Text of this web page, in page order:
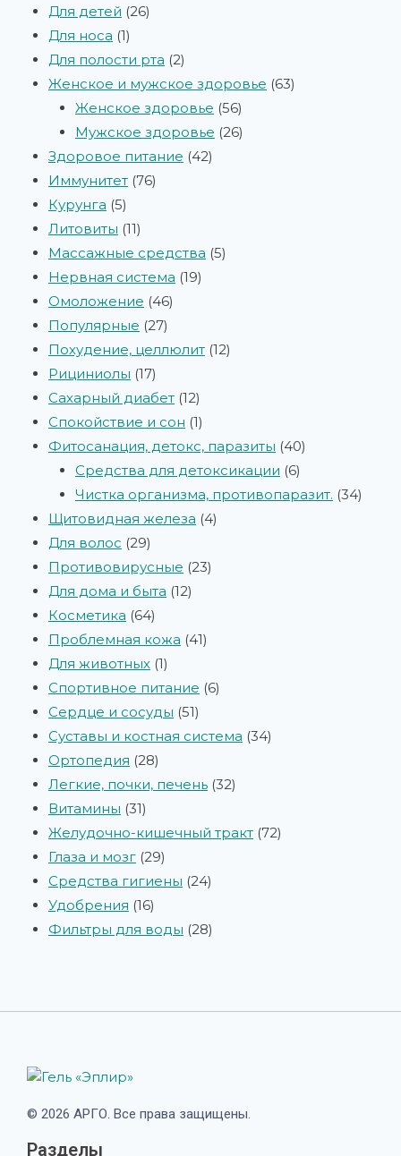
Для детей 26
Для носа 1
Для полости рта 2
Женское и мужское здоровье 63
Женское здоровье 56
Мужское здоровье 26
Здоровое питание 42
Иммунитет 76
Курунга 5
Литовиты 11
Массажные средства 5
Нервная система 19
Омоложение 46
Популярные 27
Похудение, целлюлит 12
Рициниолы 17
Сахарный диабет 12
Спокойствие и сон 1
Фитосанация, детокс, паразиты 40
Средства для детоксикации 6
Чистка организма, противопаразит. 34
Щитовидная железа 4
Для волос 29
Противовирусные 23
Для дома и быта 12
Косметика 64
Проблемная кожа 41
Для животных 1
Спортивное питание 6
Сердце и сосуды 51
Суставы и костная система 34
Ортопедия 28
Легкие, почки, печень 32
Витамины 31
Желудочно-кишечный тракт 72
Глаза и мозг 29
Средства гигиены 24
Удобрения 16
Фильтры для воды 28
© 2026 АРГО. Все права защищены.
Разделы